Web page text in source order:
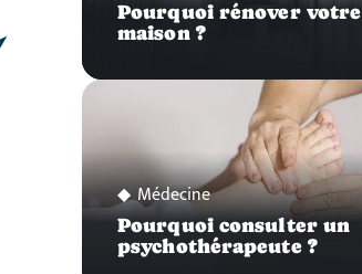
Pourquoi rénover votre
maison ?
Médecine
Pourquoi consulter un
psychothérapeute ?